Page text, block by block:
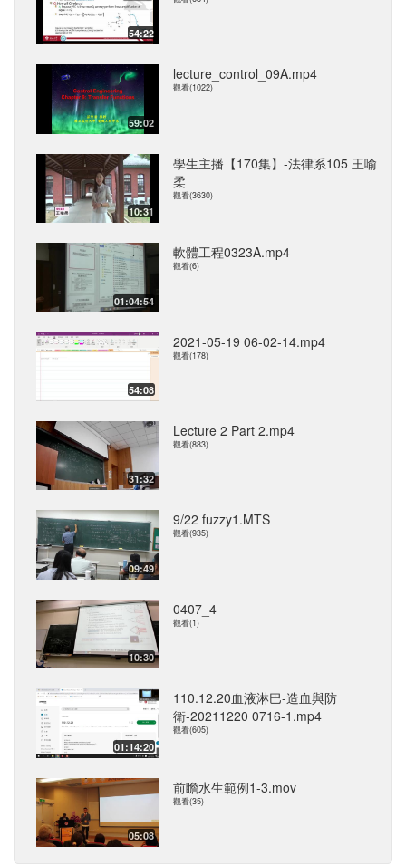
54:22
59:02
lecture_control_09A.mp4
觀看(1022)
10:31
學生主播【170集】-法律系105 王喻
柔
觀看(3630)
01:04:54
軟體工程0323A.mp4
觀看(6)
54:08
2021-05-19 06-02-14.mp4
觀看(178)
31:32
Lecture 2 Part 2.mp4
觀看(883)
09:49
9/22 fuzzy1.MTS
觀看(935)
10:30
0407_4
觀看(1)
01:14:20
110.12.20血液淋巴-造血與防
衛-20211220 0716-1.mp4
觀看(605)
05:08
前瞻水生範例1-3.mov
觀看(35)